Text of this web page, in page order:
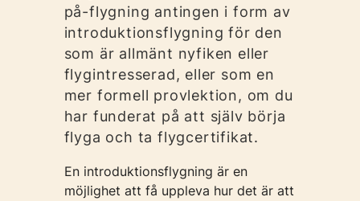
på-flygning antingen i form av
introduktionsflygning för den
som är allmänt nyfiken eller
flygintresserad, eller som en
mer formell provlektion, om du
har funderat på att själv börja
flyga och ta flygcertifikat.
En introduktionsflygning är en
möjlighet att få uppleva hur det är att